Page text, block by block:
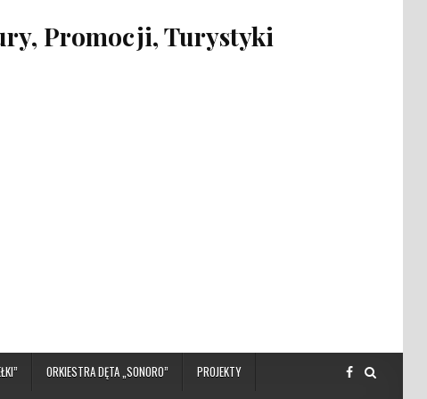
Promocji, Turystyki
ORKIESTRA DĘTA „SONORO” PROJEKTY